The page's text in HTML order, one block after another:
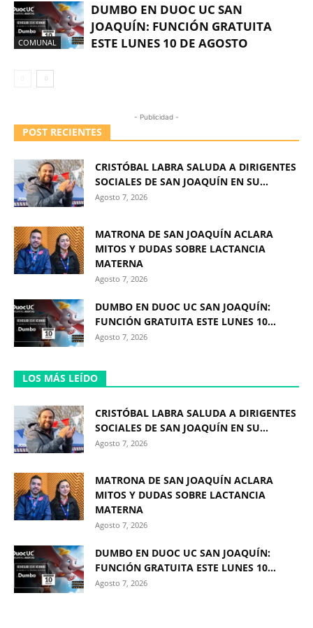
COMUNAL
DUMBO EN DUOC UC SAN
JOAQUÍN: FUNCIÓN GRATUITA
ESTE LUNES 10 DE AGOSTO
- Publicidad -
POST RECIENTES
CRISTÓBAL LABRA SALUDA A DIRIGENTES
SOCIALES DE SAN JOAQUÍN EN SU...
Agosto 7, 2026
MATRONA DE SAN JOAQUÍN ACLARA
MITOS Y DUDAS SOBRE LACTANCIA
MATERNA
Agosto 7, 2026
DUMBO EN DUOC UC SAN JOAQUÍN:
FUNCIÓN GRATUITA ESTE LUNES 10...
Agosto 7, 2026
LOS MÁS LEÍDO
CRISTÓBAL LABRA SALUDA A DIRIGENTES
SOCIALES DE SAN JOAQUÍN EN SU...
Agosto 7, 2026
MATRONA DE SAN JOAQUÍN ACLARA
MITOS Y DUDAS SOBRE LACTANCIA
MATERNA
Agosto 7, 2026
DUMBO EN DUOC UC SAN JOAQUÍN:
FUNCIÓN GRATUITA ESTE LUNES 10...
Agosto 7, 2026